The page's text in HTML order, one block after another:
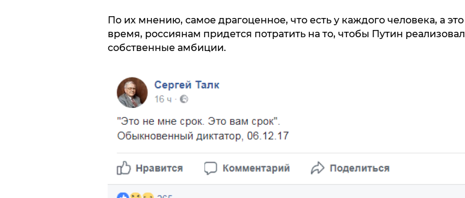
По их мнению, самое драгоценное, что есть у каждого человека, а это
время, россиянам придется потратить на то, чтобы Путин реализовал
собственные амбиции.